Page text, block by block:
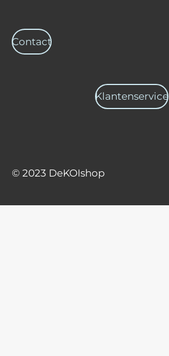
Contact
Klantenservice
© 2023 DeKOIshop